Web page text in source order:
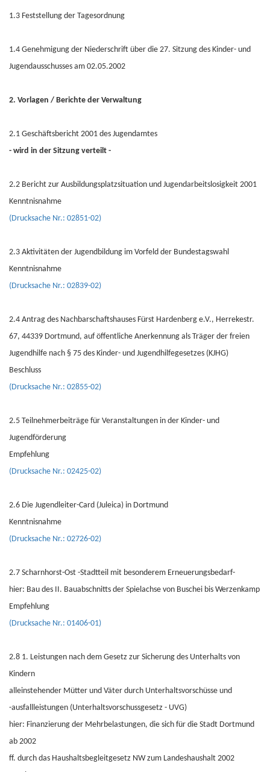
1.3 Feststellung der Tagesordnung
1.4 Genehmigung der Niederschrift über die 27. Sitzung des Kinder- und
Jugendausschusses am 02.05.2002
2. Vorlagen / Berichte der Verwaltung
2.1 Geschäftsbericht 2001 des Jugendamtes
- wird in der Sitzung verteilt -
2.2 Bericht zur Ausbildungsplatzsituation und Jugendarbeitslosigkeit 2001
Kenntnisnahme
(Drucksache Nr.: 02851-02)
2.3 Aktivitäten der Jugendbildung im Vorfeld der Bundestagswahl
Kenntnisnahme
(Drucksache Nr.: 02839-02)
2.4 Antrag des Nachbarschaftshauses Fürst Hardenberg e.V., Herrekestr.
67, 44339 Dortmund, auf öffentliche Anerkennung als Träger der freien
Jugendhilfe nach § 75 des Kinder- und Jugendhilfegesetzes (KJHG)
Beschluss
(Drucksache Nr.: 02855-02)
2.5 Teilnehmerbeiträge für Veranstaltungen in der Kinder- und
Jugendförderung
Empfehlung
(Drucksache Nr.: 02425-02)
2.6 Die Jugendleiter-Card (Juleica) in Dortmund
Kenntnisnahme
(Drucksache Nr.: 02726-02)
2.7 Scharnhorst-Ost -Stadtteil mit besonderem Erneuerungsbedarf-
hier: Bau des II. Bauabschnitts der Spielachse von Buschei bis Werzenkamp
Empfehlung
(Drucksache Nr.: 01406-01)
2.8 1. Leistungen nach dem Gesetz zur Sicherung des Unterhalts von
Kindern
alleinstehender Mütter und Väter durch Unterhaltsvorschüsse und
-ausfallleistungen (Unterhaltsvorschussgesetz - UVG)
hier: Finanzierung der Mehrbelastungen, die sich für die Stadt Dortmund
ab 2002
ff. durch das Haushaltsbegleitgesetz NW zum Landeshaushalt 2002